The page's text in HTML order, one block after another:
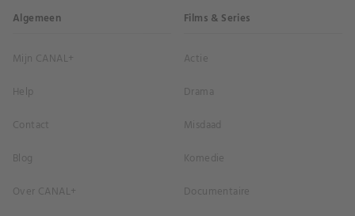
Algemeen
Mijn CANAL+
Help
Contact
Blog
Over CANAL+
Films & Series
Actie
Drama
Misdaad
Komedie
Documentaire